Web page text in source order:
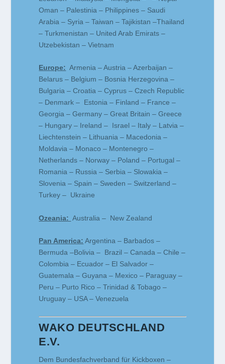
Oman – Palestinia – Philippines – Saudi
Arabia – Syria – Taiwan – Tajikistan –Thailand
– Turkmenistan – United Arab Emirats –
Utzebekistan – Vietnam
Europe: Armenia – Austria – Azerbaijan –
Belarus – Belgium – Bosnia Herzegovina –
Bulgaria – Croatia – Cyprus – Czech Republic
– Denmark – Estonia – Finland – France –
Georgia – Germany – Great Britain – Greece
– Hungary – Ireland – Israel – Italy – Latvia –
Liechtenstein – Lithuania – Macedonia –
Moldavia – Monaco – Montenegro –
Netherlands – Norway – Poland – Portugal –
Romania – Russia – Serbia – Slowakia –
Slovenia – Spain – Sweden – Switzerland –
Turkey – Ukraine
Ozeania: Australia – New Zealand
Pan America: Argentina – Barbados –
Bermuda –Bolivia – Brazil – Canada – Chile –
Colombia – Ecuador – El Salvador –
Guatemala – Guyana – Mexico – Paraguay –
Peru – Purto Rico – Trinidad & Tobago –
Uruguay – USA – Venezuela
WAKO DEUTSCHLAND
E.V.
Dem Bundesfachverband für Kickboxen –